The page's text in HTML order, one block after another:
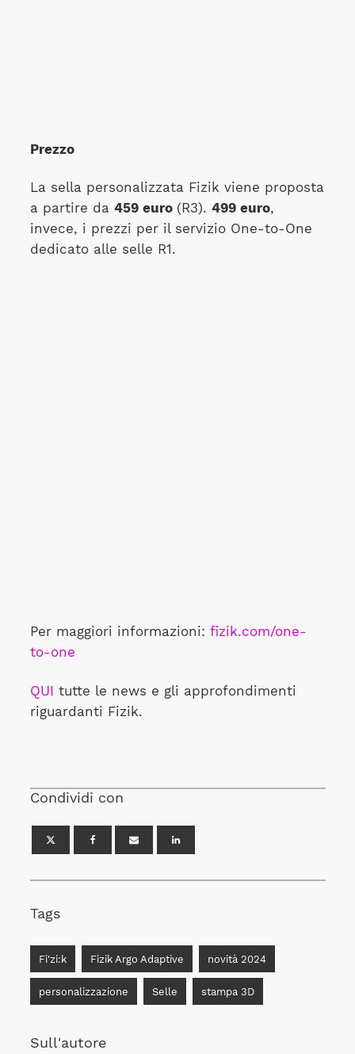
Prezzo
La sella personalizzata Fizik viene proposta
a partire da 459 euro (R3). 499 euro,
invece, i prezzi per il servizio One-to-One
dedicato alle selle R1.
Per maggiori informazioni: fizik.com/one-
to-one
QUI tutte le news e gli approfondimenti
riguardanti Fizik.
Condividi con
Tags
Fi'zi:k Fizik Argo Adaptive novità 2024
personalizzazione Selle stampa 3D
Sull'autore